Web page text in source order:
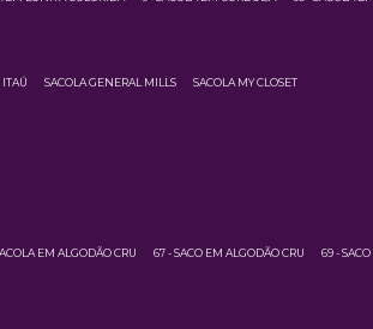
SACOLA GENERAL MILLS SACOLA MY CLOSET
EM ALGODÃO CRU 67 - SACO EM ALGODÃO CRU 69 -